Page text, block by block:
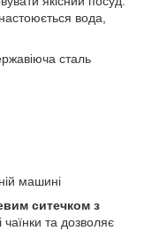
вода,
сталь
машині
ситечком з
чаїнки та дозволяє